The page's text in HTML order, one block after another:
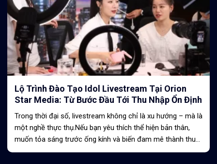
Lộ Trình Đào Tạo Idol Livestream Tại Orion
Star Media: Từ Bước Đầu Tới Thu Nhập Ổn Định
Trong thời đại số, livestream không chỉ là xu hướng – mà là
một nghề thực thụ.Nếu bạn yêu thích thể hiện bản thân,
muốn tỏa sáng trước ống kính và biến đam mê thành thu
nhập ổn định, thì...